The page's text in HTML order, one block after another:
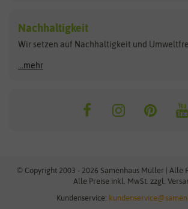
Heizmatte & Heizkabel
Kokos-Quelltabletten
Zimmergewächshaus
Maissamen
Paprikasamen
Carl Pabst
Florissa
Flortis
Franchi Sementi
Greenline
Hortitops
JUB
Küpper
Nachhaltigkeit
Wir setzen auf Nachhaltigkeit und
...mehr
© Copyright 2003 - 2026 Samenhaus Müller | Alle
Alle Preise inkl. MwSt. zzgl.
Kundenservice: